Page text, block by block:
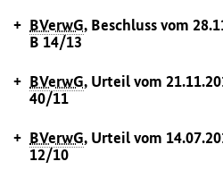
BVerwG, Beschluss vom
B 14/13
BVerwG, Urteil vom
40/11
BVerwG, Urteil vom
12/10